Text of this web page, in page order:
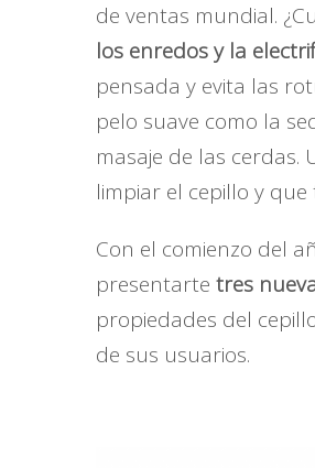
de ventas mundial.
los enredos y la
pensada y evita las
pelo suave como la
masaje de las cerdas.
limpiar el cepillo y
Con el comienzo del
presentarte tres
propiedades del
de sus usuarios.